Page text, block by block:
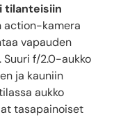
tilanteisiin
action-kamera
vapauden
Suuri f/2.0-aukko
ja kauniin
aukko
tasapainoiset